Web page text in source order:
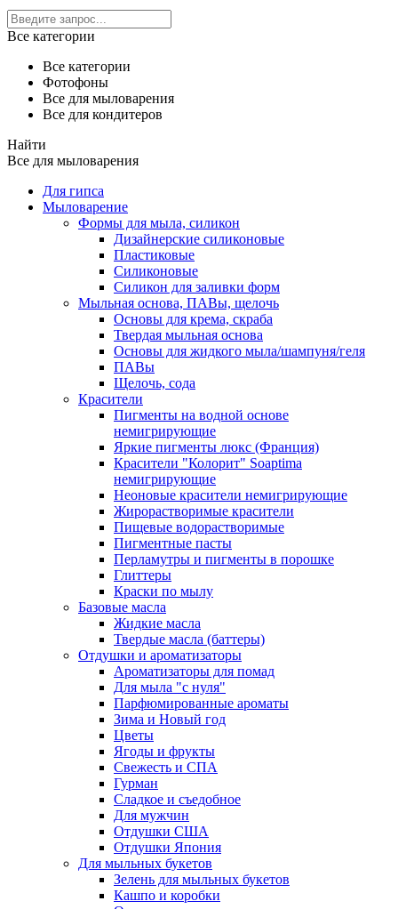
Все категории
Все категории
Фотофоны
Все для мыловарения
Все для кондитеров
Найти
Все для мыловарения
Для гипса
Мыловарение
Формы для мыла, силикон
Дизайнерские силиконовые
Пластиковые
Силиконовые
Силикон для заливки форм
Мыльная основа, ПАВы, щелочь
Основы для крема, скраба
Твердая мыльная основа
Основы для жидкого мыла/шампуня/геля
ПАВы
Щелочь, сода
Красители
Пигменты на водной основе
немигрирующие
Яркие пигменты люкс (Франция)
Красители "Колорит" Soaptima
немигрирующие
Неоновые красители немигрирующие
Жирорастворимые красители
Пищевые водорастворимые
Пигментные пасты
Перламутры и пигменты в порошке
Глиттеры
Краски по мылу
Базовые масла
Жидкие масла
Твердые масла (баттеры)
Отдушки и ароматизаторы
Ароматизаторы для помад
Для мыла "с нуля"
Парфюмированные ароматы
Зима и Новый год
Цветы
Ягоды и фрукты
Свежесть и СПА
Гурман
Сладкое и съедобное
Для мужчин
Отдушки США
Отдушки Япония
Для мыльных букетов
Зелень для мыльных букетов
Кашпо и коробки